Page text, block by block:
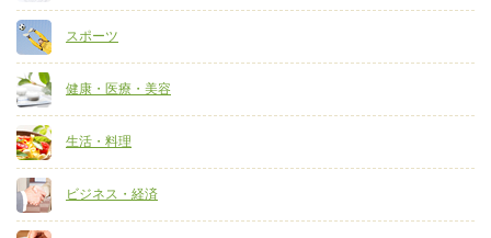
スポーツ
健康・医療・美容
生活・料理
ビジネス・経済